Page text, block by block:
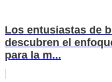
Los entusiastas de
descubren el
para la m...